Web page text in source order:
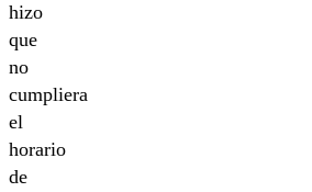
hizo
que
no
cumpliera
el
horario
de